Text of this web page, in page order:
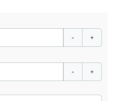
- +
- +